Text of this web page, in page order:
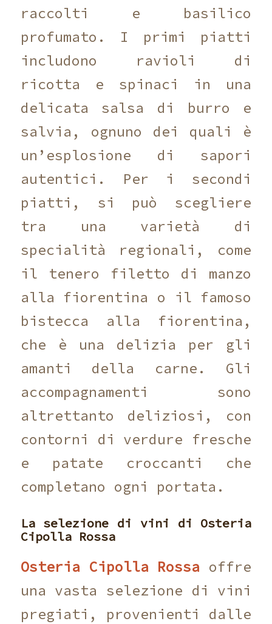
raccolti e basilico
profumato. I primi piatti
includono ravioli di
ricotta e spinaci in una
delicata salsa di burro e
salvia, ognuno dei quali è
un’esplosione di sapori
autentici. Per i secondi
piatti, si può scegliere
tra una varietà di
specialità regionali, come
il tenero filetto di manzo
alla fiorentina o il famoso
bistecca alla fiorentina,
che è una delizia per gli
amanti della carne. Gli
accompagnamenti sono
altrettanto deliziosi, con
contorni di verdure fresche
e patate croccanti che
completano ogni portata.
La selezione di vini di Osteria
Cipolla Rossa
Osteria Cipolla Rossa offre
una vasta selezione di vini
pregiati, provenienti dalle